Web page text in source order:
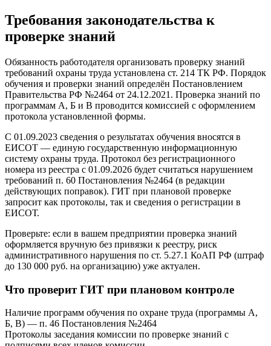
Требования законодательства к
проверке знаний
Обязанность работодателя организовать проверку знаний
требований охраны труда установлена ст. 214 ТК РФ. Порядок
обучения и проверки знаний определён Постановлением
Правительства РФ №2464 от 24.12.2021. Проверка знаний по
программам А, Б и В проводится комиссией с оформлением
протокола установленной формы.
С 01.09.2023 сведения о результатах обучения вносятся в
ЕИСОТ — единую государственную информационную
систему охраны труда. Протокол без регистрационного
номера из реестра с 01.09.2026 будет считаться нарушением
требований п. 60 Постановления №2464 (в редакции
действующих поправок). ГИТ при плановой проверке
запросит как протоколы, так и сведения о регистрации в
ЕИСОТ.
Проверьте: если в вашем предприятии проверка знаний
оформляется вручную без привязки к реестру, риск
административного нарушения по ст. 5.27.1 КоАП РФ (штраф
до 130 000 руб. на организацию) уже актуален.
Что проверит ГИТ при плановом контроле
Наличие программ обучения по охране труда (программы А,
Б, В) — п. 46 Постановления №2464
Протоколы заседания комиссии по проверке знаний с